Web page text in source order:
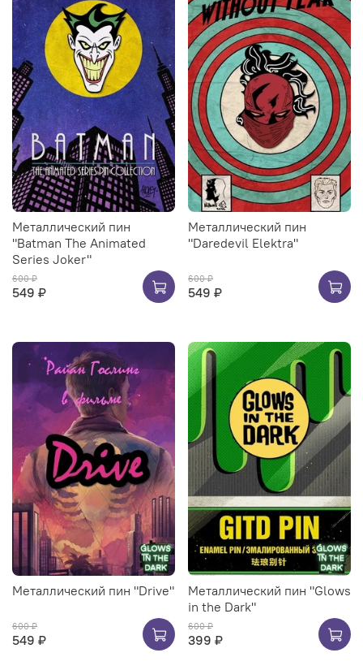
Металлический пин
"Batman The Animated
Series Joker"
600 ₽
549 ₽
Металлический пин
"Daredevil Elektra"
600 ₽
549 ₽
Металлический пин "Drive"
600 ₽
549 ₽
Металлический пин "Glows
in the Dark"
600 ₽
399 ₽